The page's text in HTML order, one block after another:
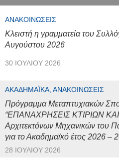
ΑΝΑΚΟΙΝΏΣΕΙΣ
Κλειστή η γραμματεία του
Αυγούστου 2026
30 ΙΟΥΛΊΟΥ 2026
ΑΚΑΔΗΜΑΪΚΆ, ΑΝΑΚΟΙΝΏΣΕΙΣ
Πρόγραμμα Μεταπτυχιακών
“ΕΠΑΝΑΧΡΗΣΕΙΣ ΚΤΙΡΙΩΝ
Αρχιτεκτόνων Μηχανικών του
για το Ακαδημαϊκό έτος 2026 –
28 ΙΟΥΛΊΟΥ 2026